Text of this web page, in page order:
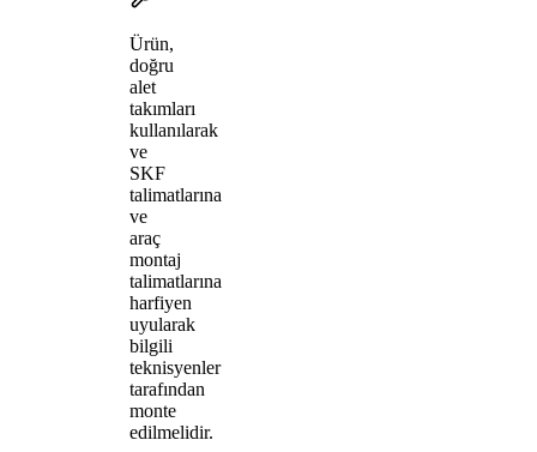
Ürün,
doğru
alet
takımları
kullanılarak
ve
SKF
talimatlarına
ve
araç
montaj
talimatlarına
harfiyen
uyularak
bilgili
teknisyenler
tarafından
monte
edilmelidir.